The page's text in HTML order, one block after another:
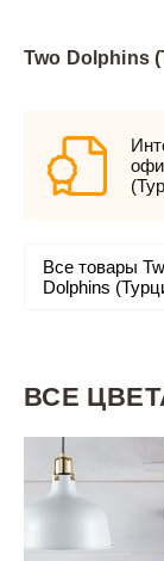
Two Dolphins
Все товары
Dolphins
ВСЕ